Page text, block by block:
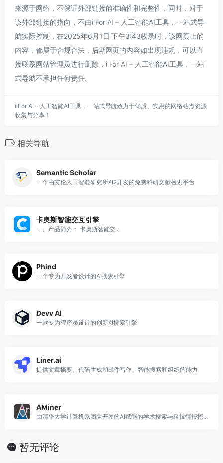
来源于网络，不保证外部链接的准确性和完整性，同时，对于
该外部链接的指向，不由i For AI – 人工智能AI工具，一站式导
航实际控制，在2025年6月1日 下午3:43收录时，该网页上的
内容，都属于合规合法，后期网页的内容如出现违规，可以直
接联系网站管理员进行删除，i For AI – 人工智能AI工具，一站
式导航不承担任何责任。
i For AI – 人工智能AI工具，一站式导航致力于优质、实用的网络站点资源
收集与分享！
相关导航
Semantic Scholar
一个由艾伦人工智能研究所AI2开发的免费科研文献检索平台
卡奥斯智能交互引擎
一、产品简介： 卡奥斯智能交...
Phind
一个专为开发者设计的AI搜索引擎
Devv AI
一款专为程序员设计的创新AI搜索引擎
Liner.ai
提供文章摘要、代码生成和邮件写作、智能搜索和组织的能力
AMiner
由清华大学计算机系团队开发的AI赋能的学术搜索与科技情报挖掘平台
暂无评论